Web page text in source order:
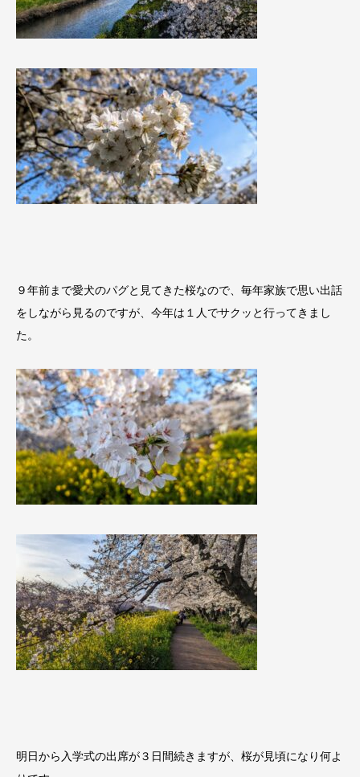
９年前まで愛犬のパグと見てきた桜なので、毎年家族で思い出話
をしながら見るのですが、今年は１人でサクッと行ってきまし
た。
明日から入学式の出席が３日間続きますが、桜が見頃になり何よ